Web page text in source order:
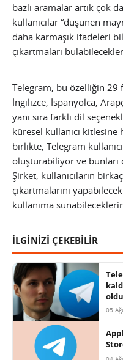
bazlı aramalar artık çok
kullanıcılar “düşünen
daha karmaşık ifadeleri
çıkartmaları
Telegram, bu özelliğin
İngilizce, İspanyolca,
yanı sıra farklı dil
küresel kullanıcı
birlikte, Telegram
oluşturabiliyor ve
Şirket, kullanıcıların
çıkartmalarını
kullanıma
İLGİNİZİ ÇEKEBİLİR
05